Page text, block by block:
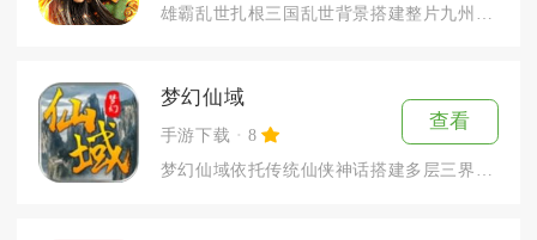
梦幻仙域
手游下载 8
查看
梦幻仙域依托传统仙侠神话搭建多层三界地图，适配碎片化短时游玩...